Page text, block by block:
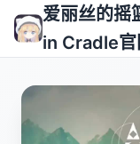
爱丽丝的摇
in Cradle官